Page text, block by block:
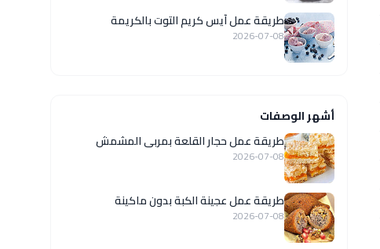
طريقة عمل آيس كريم التوت بالكريمة
2026-07-08
أشهر الوصفات
طريقة عمل حجار القلعة بمربى المشمش
2026-07-08
طريقة عمل عجينة الكبة بدون ماكينة
2026-07-08